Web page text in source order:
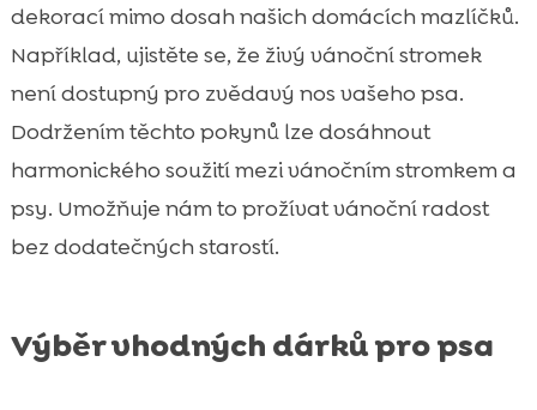
dekorací mimo dosah našich domácích mazlíčků.
Například, ujistěte se, že živý vánoční stromek
není dostupný pro zvědavý nos vašeho psa.
Dodržením těchto pokynů lze dosáhnout
harmonického soužití mezi vánočním stromkem a
psy. Umožňuje nám to prožívat vánoční radost
bez dodatečných starostí.
Výběr vhodných dárků pro psa